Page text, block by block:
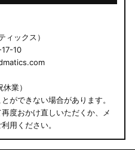
ィックス）
10
業）
ができない場合があります。
度おかけ直しいただくか、メ
用ください。